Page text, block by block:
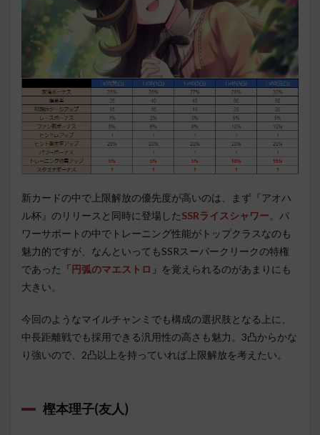
新カードの中で上限解放の優先度が高いのは、まず『アオハ
ル杯』のリリースと同時に登場したSSRライスシャワー。パ
ワーサポートの中でトレーニング性能がトップクラスなのも
魅力的ですが、なんといってもSSRスーパークリークの特権
であった 「円弧のマエストロ」 を覚えられるのがあまりにも
大きい。
今回のようなマイルチャンミでも構成の選択肢となる上に、
中長距離戦でも採用できる汎用性の高さも魅力。3凸からかな
り強いので、2凸以上を持っていれば上限解放を考えたい。
樫本理子(友人)